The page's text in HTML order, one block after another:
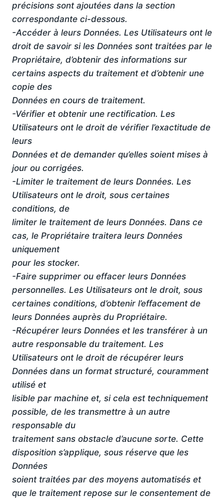
précisions sont ajoutées dans la section
correspondante ci-dessous.
-Accéder à leurs Données. Les Utilisateurs ont le
droit de savoir si les Données sont traitées par le
Propriétaire, d’obtenir des informations sur
certains aspects du traitement et d’obtenir une
copie des
Données en cours de traitement.
-Vérifier et obtenir une rectification. Les
Utilisateurs ont le droit de vérifier l’exactitude de
leurs
Données et de demander qu’elles soient mises à
jour ou corrigées.
-Limiter le traitement de leurs Données. Les
Utilisateurs ont le droit, sous certaines
conditions, de
limiter le traitement de leurs Données. Dans ce
cas, le Propriétaire traitera leurs Données
uniquement
pour les stocker.
-Faire supprimer ou effacer leurs Données
personnelles. Les Utilisateurs ont le droit, sous
certaines conditions, d’obtenir l’effacement de
leurs Données auprès du Propriétaire.
-Récupérer leurs Données et les transférer à un
autre responsable du traitement. Les
Utilisateurs ont le droit de récupérer leurs
Données dans un format structuré, couramment
utilisé et
lisible par machine et, si cela est techniquement
possible, de les transmettre à un autre
responsable du
traitement sans obstacle d’aucune sorte. Cette
disposition s’applique, sous réserve que les
Données
soient traitées par des moyens automatisés et
que le traitement repose sur le consentement de